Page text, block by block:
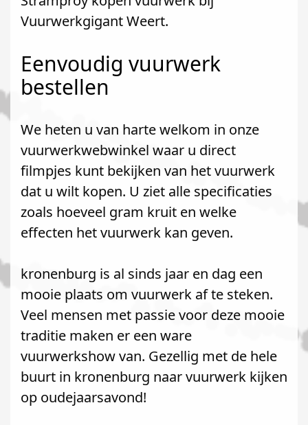
Vuurwerkgigant Weert.
Eenvoudig vuurwerk
bestellen
We heten u van harte welkom in onze
vuurwerkwebwinkel waar u direct
filmpjes kunt bekijken van het vuurwerk
dat u wilt kopen. U ziet alle specificaties
zoals hoeveel gram kruit en welke
effecten het vuurwerk kan geven.
kronenburg is al sinds jaar en dag een
mooie plaats om vuurwerk af te steken.
Veel mensen met passie voor deze mooie
traditie maken er een ware
vuurwerkshow van. Gezellig met de hele
buurt in kronenburg naar vuurwerk kijken
op oudejaarsavond!